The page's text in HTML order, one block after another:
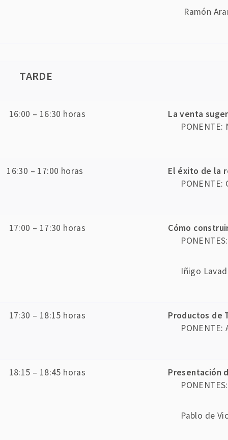
Ramón
TARDE
16:00 – 16:30 horas
La venta
16:30 – 17:00 horas
El éxito de la
PONENTE:
17:00 – 17:30 horas
Cómo
Iñigo
17:30 – 18:15 horas
Productos de
18:15 – 18:45 horas
Presentación
Pablo de